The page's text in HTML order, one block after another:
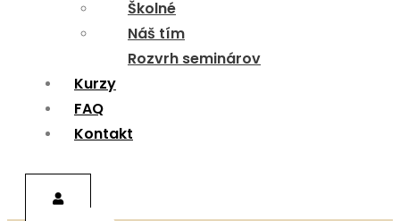
Školné
Náš tím
Rozvrh seminárov
Kurzy
FAQ
Kontakt